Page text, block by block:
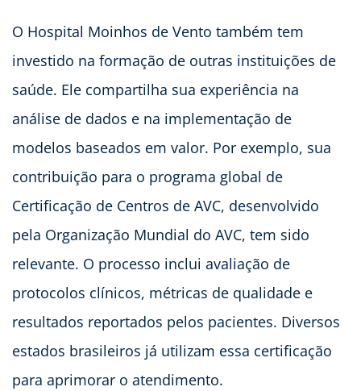
O Hospital Moinhos de Vento também tem
investido na formação de outras instituições de
saúde. Ele compartilha sua experiência na
análise de dados e na implementação de
modelos baseados em valor. Por exemplo, sua
contribuição para o programa global de
Certificação de Centros de AVC, desenvolvido
pela Organização Mundial do AVC, tem sido
relevante. O processo inclui avaliação de
protocolos clínicos, métricas de qualidade e
resultados reportados pelos pacientes. Diversos
estados brasileiros já utilizam essa certificação
para aprimorar o atendimento.